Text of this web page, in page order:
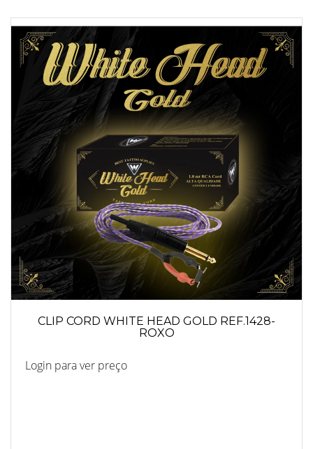
CLIP CORD WHITE HEAD GOLD REF.1428-
ROXO
Login para ver preço